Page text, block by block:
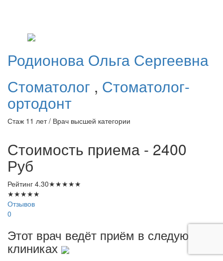
Родионова Ольга Сергеевна
Стоматолог , Стоматолог-
ортодонт
Стаж 11 лет / Врач высшей категории
Стоимость приема - 2400
Руб
Рейтинг 4.30★★★★★
★★★★★
Отзывов
0
Этот врач ведёт приём в следующих
клиниках